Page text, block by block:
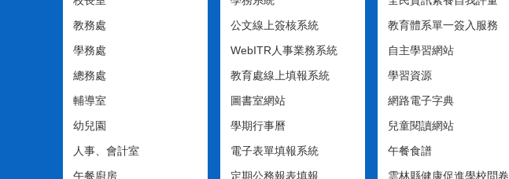
教務處
學務處
總務處
輔導室
幼兒園
人事、會計室
午餐廚房
公文線上簽核系統
WebITR人事業務系統
教育處線上填報系統
圖書室網站
學期行事曆
電子表單填報系統
定期公務報表填報
教育體系單一簽入服務
自主學習網站
學習資源
網路電子字典
兒童閱讀網站
午餐食譜
雲林縣健康促進學校問卷